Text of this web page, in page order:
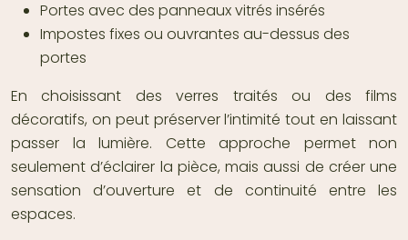
Portes avec des panneaux vitrés insérés
Impostes fixes ou ouvrantes au-dessus des
portes
En choisissant des verres traités ou des films
décoratifs, on peut préserver l’intimité tout en laissant
passer la lumière. Cette approche permet non
seulement d’éclairer la pièce, mais aussi de créer une
sensation d’ouverture et de continuité entre les
espaces.